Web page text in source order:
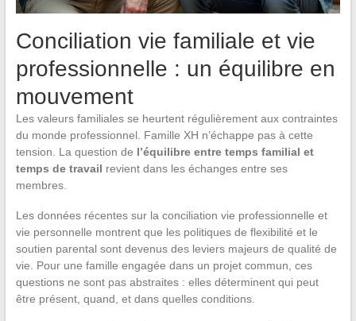
Conciliation vie familiale et vie
professionnelle : un équilibre en
mouvement
Les valeurs familiales se heurtent régulièrement aux contraintes
du monde professionnel. Famille XH n’échappe pas à cette
tension. La question de l’équilibre entre temps familial et
temps de travail revient dans les échanges entre ses
membres.
Les données récentes sur la conciliation vie professionnelle et
vie personnelle montrent que les politiques de flexibilité et le
soutien parental sont devenus des leviers majeurs de qualité de
vie. Pour une famille engagée dans un projet commun, ces
questions ne sont pas abstraites : elles déterminent qui peut
être présent, quand, et dans quelles conditions.